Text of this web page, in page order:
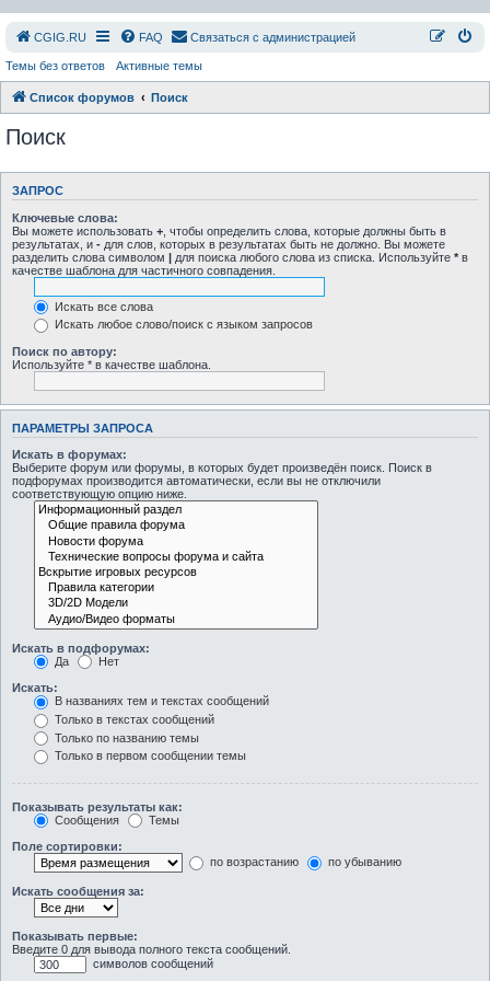
СGIG.RU FAQ Связаться с администрацией
Темы без ответов Активные темы
Список форумов Поиск
Поиск
ЗАПРОС
Ключевые слова:
Вы можете использовать + , чтобы определить слова, которые должны быть в
результатах, и - для слов, которых в результатах быть не должно. Вы можете
разделить слова символом | для поиска любого слова из списка. Используйте * в
качестве шаблона для частичного совпадения.
Искать все слова
Искать любое слово/поиск с языком запросов
Поиск по автору:
Используйте * в качестве шаблона.
ПАРАМЕТРЫ ЗАПРОСА
Искать в форумах:
Выберите форум или форумы, в которых будет произведён поиск. Поиск в
подфорумах производится автоматически, если вы не отключили
соответствующую опцию ниже.
Искать в подфорумах:
Да
Нет
Искать:
В названиях тем и текстах сообщений
Только в текстах сообщений
Только по названию темы
Только в первом сообщении темы
Показывать результаты как:
Сообщения
Темы
Поле сортировки:
по возрастанию
по убыванию
Искать сообщения за:
Показывать первые:
Введите 0 для вывода полного текста сообщений.
символов сообщений